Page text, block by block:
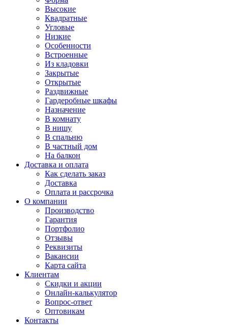
Высокие
Квадратные
Угловые
Низкие
Особенности
Встроенные
Из кладовки
Закрытые
Открытые
Раздвижные
Гардеробные шкафы
Назначение
В комнату
В нишу
В спальню
В частный дом
На балкон
Доставка и оплата
Как сделать заказ
Доставка
Оплата и рассрочка
О компании
Производство
Гарантия
Портфолио
Отзывы
Реквизиты
Вакансии
Карта сайта
Клиентам
Скидки и акции
Онлайн-калькулятор
Вопрос-ответ
Оптовикам
Контакты